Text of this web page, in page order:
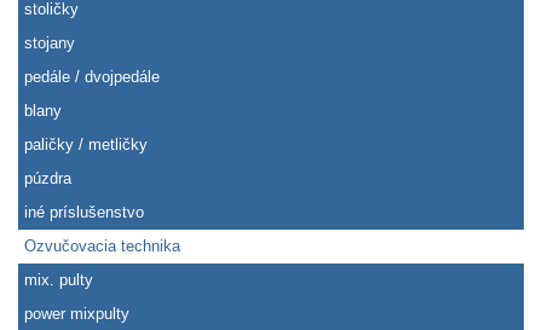
stoličky
stojany
pedále / dvojpedále
blany
paličky / metličky
púzdra
iné príslušenstvo
Ozvučovacia technika
mix. pulty
power mixpulty